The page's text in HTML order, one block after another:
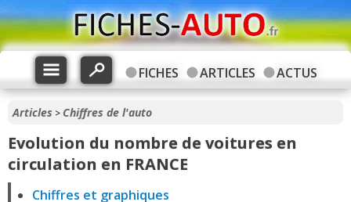
FICHES ARTICLES ACTUS
Articles > Chiffres de l'auto
Evolution du nombre de voitures en
circulation en FRANCE
Chiffres et graphiques